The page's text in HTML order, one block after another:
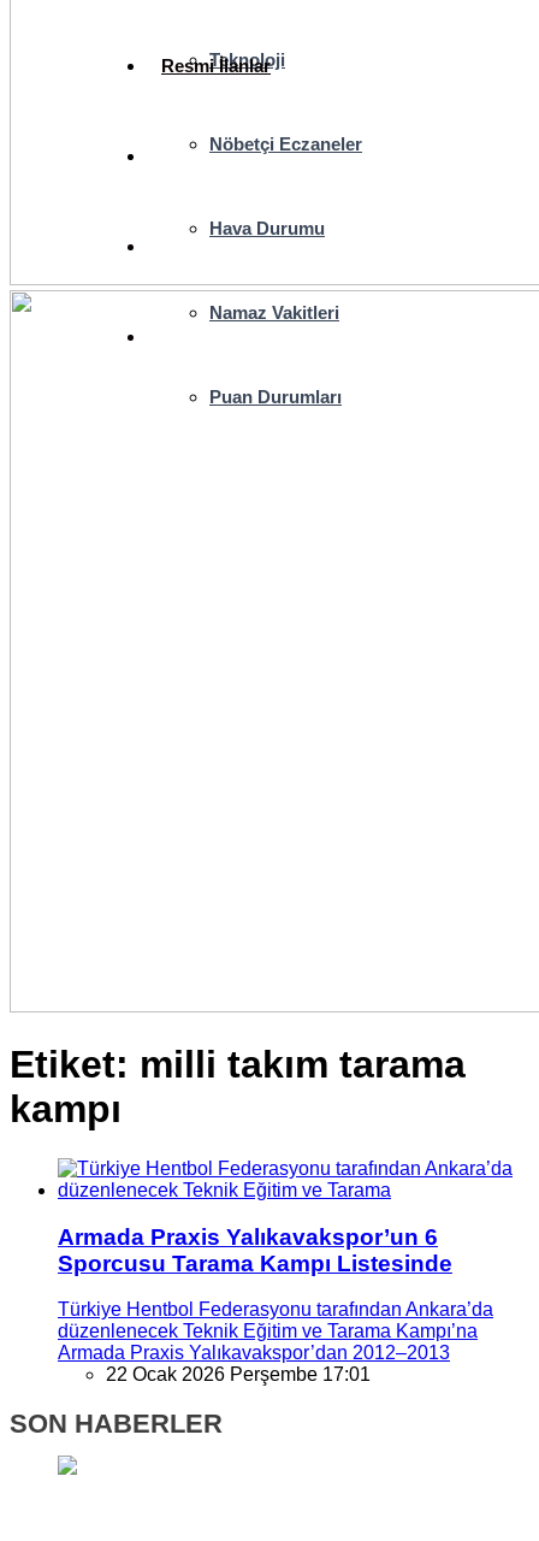
Teknoloji
Nöbetçi Eczaneler
Hava Durumu
Namaz Vakitleri
Puan Durumları
Resmi İlanlar
Etiket: milli takım tarama
kampı
Armada Praxis Yalıkavakspor’un 6
Sporcusu Tarama Kampı Listesinde
Türkiye Hentbol Federasyonu tarafından Ankara’da
düzenlenecek Teknik Eğitim ve Tarama Kampı’na
Armada Praxis Yalıkavakspor’dan 2012–2013
22 Ocak 2026 Perşembe 17:01
SON HABERLER